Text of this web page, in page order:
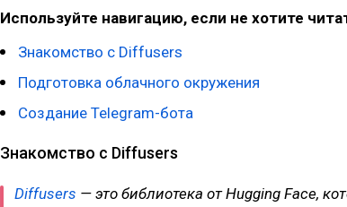
Используйте навигацию, если не хотите
Знакомство с Diffusers
Подготовка облачного окружения
Создание Telegram-бота
Знакомство с Diffusers
Diffusers — это библиотека от Hugging Face,